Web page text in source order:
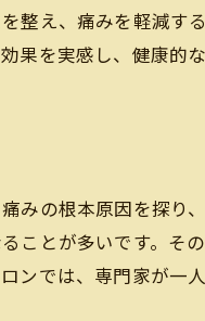
整え、痛みを軽減す
果を実感し、健康的
みの根本原因を探り
ことが多いです。そ
ンでは、専門家が一